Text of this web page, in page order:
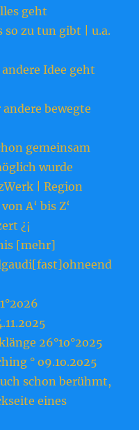
geht
so zu tun gibt | u.a.
Idee geht
bewegte
gemeinsam
wurde
| Region
A‘ bis Z‘
¿¡
[mehr]
26°1o°2o25
° o9.1o.2o25
schon berühmt,
eines